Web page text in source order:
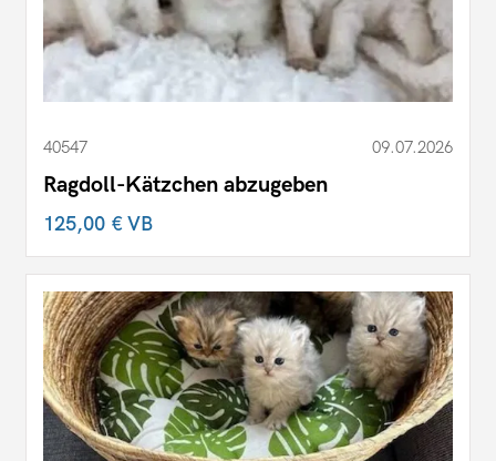
40547 09.07.2026
Ragdoll-Kätzchen abzugeben
125,00 €VB